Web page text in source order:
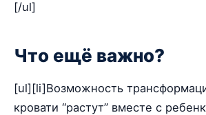
[/ul]
Что ещё важно?
[ul][li]Возможность
кровати “растут” вместе с